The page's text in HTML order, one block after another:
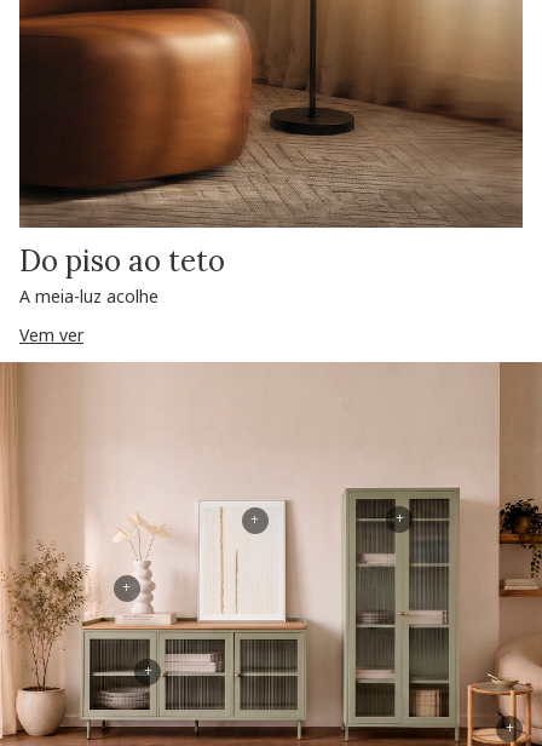
Do piso ao teto
A meia-luz acolhe
Vem ver
+
+
+
+
+